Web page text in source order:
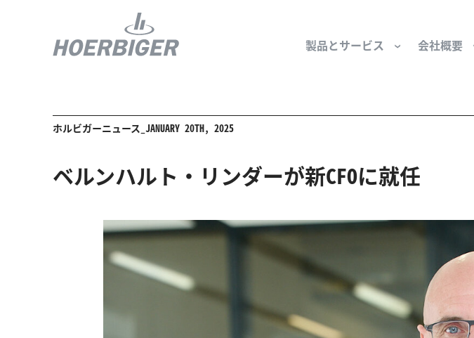
製品とサービス
水素産業向けコンポーネント
回転ユニオンとスリップリング
ガスエンジン用部品
会社概要
組織と役員
サステナビリティ
ホルビガーニュース_JANUARY 20TH, 2025
ベルンハルト・リンダーが新CFOに就任